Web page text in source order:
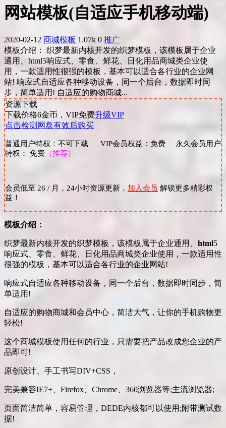
网站模板(自适应手机移动端)
2020-02-12 商城模板 1.07k 0 推广
模板介绍： 织梦最新内核开发的织梦模板，该模板属于企业
通用、html5响应式、零食、鲜花、日化用品商城类企业使
用，一款适用性很强的模板，基本可以适合各行业的企业网
站! 响应式自适应各种移动设备，同一个后台，数据即时同
步，简单适用! 自适应的购物商城...
资源下载
下载价格6金币，VIP免费升级VIP
点击检测网盘有效后购买
普通用户特权：不可下载 VIP会员权益：免费 永久会员用户
特权： 免费 （推荐）
会员低至 26 / 月，24小时资源更新， 加入会员 解锁更多精彩权
益！
模板介绍：
织梦最新内核开发的织梦模板，该模板属于企业通用、 html5
响应式、零食、鲜花、日化用品商城类企业使用，一款适用性
很强的模板，基本可以适合各行业的企业网站!
响应式自适应各种移动设备，同一个后台，数据即时同步，简
单适用!
自适应的购物商城和会员中心，简洁大气，让你的手机购物更
轻松!
这个商城模板使用任何的行业，只需要把产品改成您企业的产
品即可!
原创设计、手工书写DIV+CSS，
完美兼容IE7+、Firefox、Chrome、360浏览器等;主流浏览器;
页面简洁简单，容易管理，DEDE内核都可以使用;附带测试数
据!